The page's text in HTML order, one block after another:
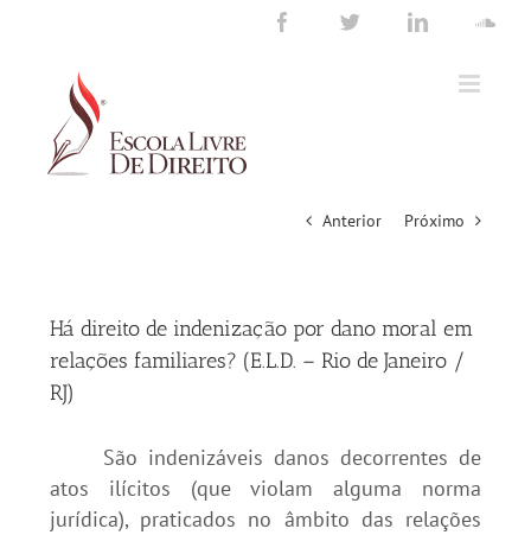
LinkedIn
Twitter
Facebook
Anterior Próximo
Há direito de indenização por dano moral em
relações familiares? (E.L.D. – Rio de Janeiro /
RJ)
São indenizáveis danos decorrentes de
atos ilícitos (que violam alguma norma
jurídica), praticados no âmbito das relações